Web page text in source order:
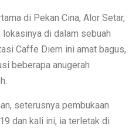
di Pekan Cina, Alor Setar,
lokasinya di dalam sebuah
Caffe Diem ini amat bagus,
beberapa anugerah
seterusnya pembukaan
dan kali ini, ia terletak di